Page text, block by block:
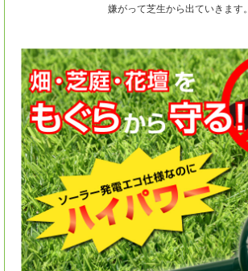
嫌がって芝生から出ていきます。